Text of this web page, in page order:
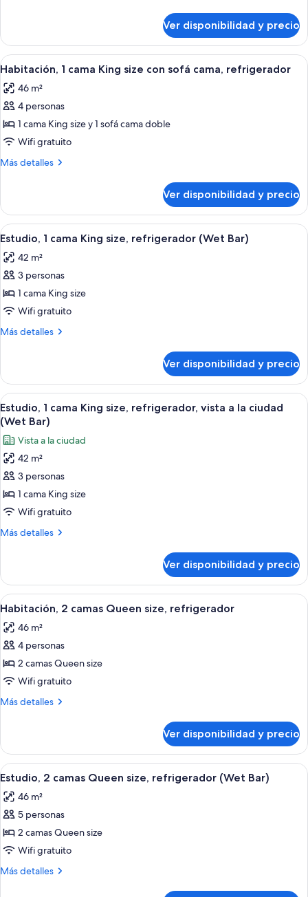
size,
refrigerador
1
cama
King
refrigerador
Ver disponibilidad y precio
Ver
todas
las
fotos
de
Habitación,
1
size
con
sofá
cama,
refrigerador
Habitación de hotel con una cama
6
Habitación, 1 cama King size con sofá cama, refrigerador
46 m²
4 personas
1 cama King size y 1 sofá cama doble
Wifi gratuito
Más detalles
Más
1
cama
King
con
sofá
refrigerador
Ver disponibilidad y precio
Ver
todas
las
fotos
de
Estudio,
1
size,
refrigerador
(Wet
Bar)
Una habitación de hotel moderna
6
Estudio, 1 cama King size, refrigerador (Wet Bar)
42 m²
3 personas
1 cama King size
Wifi gratuito
Más detalles
Más
1
cama
King
size,
refrigerador
(Wet
Bar)
Ver disponibilidad y precio
Ver
todas
las
fotos
de
Estudio,
1
cama
King
vista
la
ciudad
(Wet
Bar)
Una habitación de hotel moderna
6
Estudio, 1 cama King size, refrigerador, vista a la ciudad
(Wet Bar)
Vista a la ciudad
42 m²
3 personas
1 cama King size
Wifi gratuito
Más detalles
Más
1
cama
King
refrigerador,
vista
la
ciudad
Bar)
Ver disponibilidad y precio
Ver
todas
las
fotos
de
Habitación,
2
size,
refrigerador
Una habitación de hotel moderna
6
Habitación, 2 camas Queen size, refrigerador
46 m²
4 personas
2 camas Queen size
Wifi gratuito
Más detalles
Más
2
camas
Queen
refrigerador
Ver disponibilidad y precio
Ver
todas
las
fotos
de
Estudio,
2
Habitación de hotel con dos camas,
7
Estudio, 2 camas Queen size, refrigerador (Wet Bar)
46 m²
5 personas
2 camas Queen size
Wifi gratuito
Más detalles
Más